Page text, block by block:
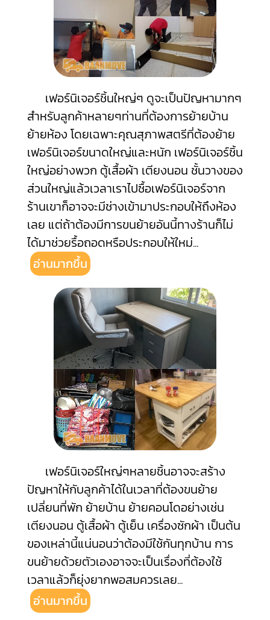
เฟอร์นิเจอร์ชิ้นใหญ่ๆ ดูจะเป็นปัญหามากๆ
สำหรับลูกค้าหลายๆท่านที่ต้องการย้ายบ้าน
ย้ายห้อง โดยเฉพาะคุณสุภาพสตรีที่ต้องย้าย
เฟอร์นิเจอร์ขนาดใหญ่และหนัก เฟอร์นิเจอร์ชิ้น
ใหญ่อย่างพวก ตู้เสื้อผ้า เตียงนอน ชั้นวางของ
ส่วนใหญ่แล้วเวลาเราไปซื้อเฟอร์นิเจอร์จาก
ร้านเขาก็อาจจะมีช่างเข้ามาประกอบให้ถึงห้อง
เลย แต่ถ้าต้องมีการขนย้ายอันนี้ทางร้านก็ไม่
ได้มาช่วยรื้อถอดหรือประกอบให้ใหม่...
อ่านมากขึ้น
เฟอร์นิเจอร์ใหญ่ๆหลายชิ้นอาจจะสร้าง
ปัญหาให้กับลูกค้าได้ในเวลาที่ต้องขนย้าย
เปลี่ยนที่พัก ย้ายบ้าน ย้ายคอนโดอย่างเช่น
เตียงนอน ตู้เสื้อผ้า ตู้เย็น เครื่องซักผ้า เป็นต้น
ของเหล่านี้แน่นอนว่าต้องมีใช้กันทุกบ้าน การ
ขนย้ายด้วยตัวเองอาจจะเป็นเรื่องที่ต้องใช้
เวลาแล้วก็ยุ่งยากพอสมควรเลย...
อ่านมากขึ้น